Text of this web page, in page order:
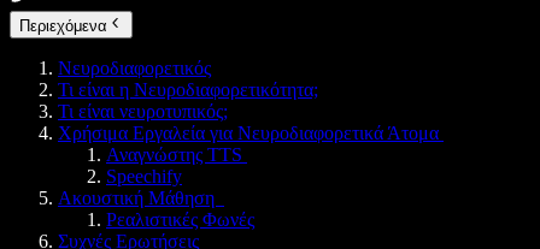
Περιεχόμενα
Νευροδιαφορετικός
Τι είναι η Νευροδιαφορετικότητα;
Τι είναι νευροτυπικός;
Χρήσιμα Εργαλεία για Νευροδιαφορετικά Άτομα
Αναγνώστης TTS
Speechify
Ακουστική Μάθηση
Ρεαλιστικές Φωνές
Συχνές Ερωτήσεις